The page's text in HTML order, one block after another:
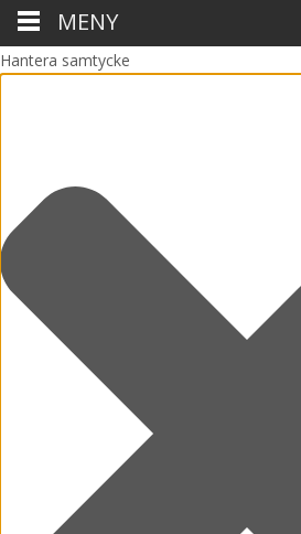
Hantera samtycke
MENY